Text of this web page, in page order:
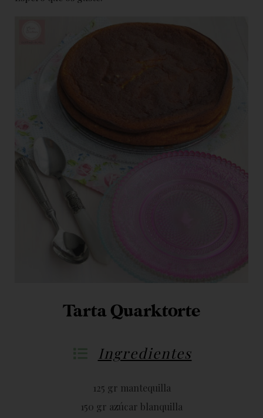
Tarta Quarktorte
Ingredientes
125 gr mantequilla
150 gr azúcar blanquilla